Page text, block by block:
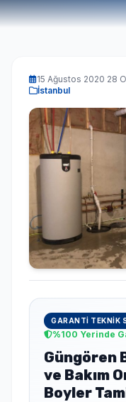
15 Ağustos 2020 28
İstanbul
GARANTI TEKNIK
%100 Yerinde
Güngören
ve Bakım
Boyler